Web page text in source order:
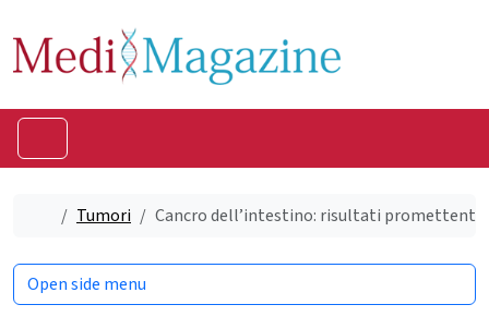
HomeTumori Cancro dell’intestino: risultati promettenti
Open side menu